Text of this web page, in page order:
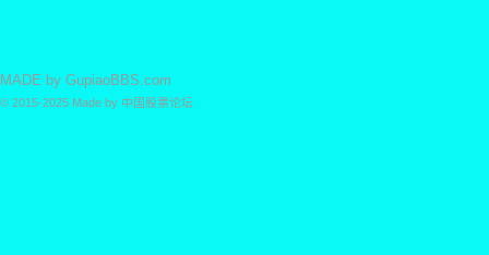
MADE by GupiaoBBS.com
© 2015-2025 Made by 中国股票论坛